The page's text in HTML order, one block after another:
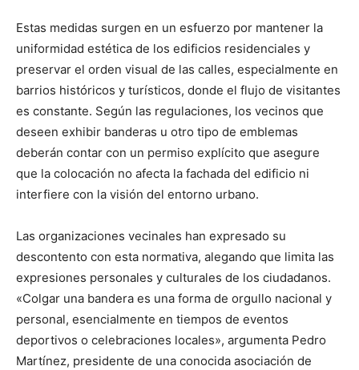
Estas medidas surgen en un esfuerzo por mantener la
uniformidad estética de los edificios residenciales y
preservar el orden visual de las calles, especialmente en
barrios históricos y turísticos, donde el flujo de visitantes
es constante. Según las regulaciones, los vecinos que
deseen exhibir banderas u otro tipo de emblemas
deberán contar con un permiso explícito que asegure
que la colocación no afecta la fachada del edificio ni
interfiere con la visión del entorno urbano.
Las organizaciones vecinales han expresado su
descontento con esta normativa, alegando que limita las
expresiones personales y culturales de los ciudadanos.
«Colgar una bandera es una forma de orgullo nacional y
personal, esencialmente en tiempos de eventos
deportivos o celebraciones locales», argumenta Pedro
Martínez, presidente de una conocida asociación de